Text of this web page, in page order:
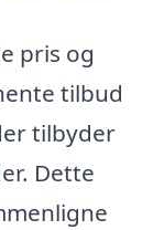
pris og
tilbud
tilbyder
Dette